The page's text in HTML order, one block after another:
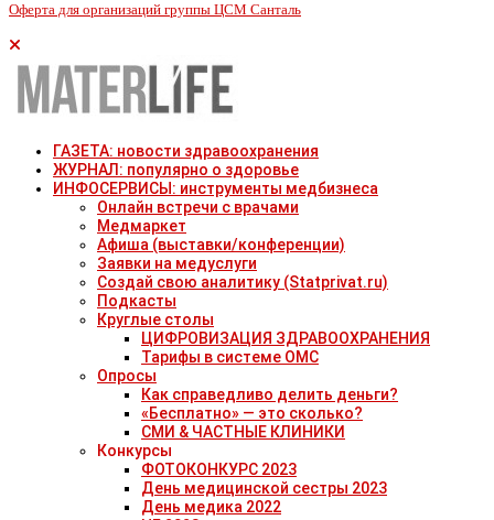
Оферта для организаций группы ЦСМ Санталь
ГАЗЕТА: новости здравоохранения
ЖУРНАЛ: популярно о здоровье
ИНФОСЕРВИСЫ: инструменты медбизнеса
Онлайн встречи с врачами
Медмаркет
Афиша (выставки/конференции)
Заявки на медуслуги
Создай свою аналитику (Statprivat.ru)
Подкасты
Круглые столы
ЦИФРОВИЗАЦИЯ ЗДРАВООХРАНЕНИЯ
Тарифы в системе ОМС
Опросы
Как справедливо делить деньги?
«Бесплатно» — это сколько?
СМИ & ЧАСТНЫЕ КЛИНИКИ
Конкурсы
ФОТОКОНКУРС 2023
День медицинской сестры 2023
День медика 2022